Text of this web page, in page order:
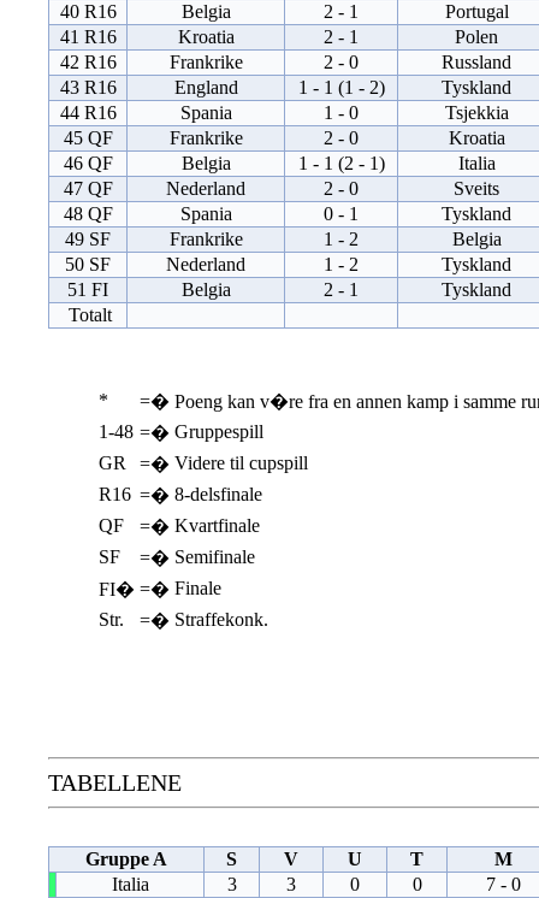
40 R16
Belgia 2 - 1
Portugal
41 R16
Kroatia 2 - 1
Polen
42 R16
Frankrike 2 - 0
Russland
43 R16
England 1 - 1 (1 - 2)
Tyskland
44 R16
Spania 1 - 0
Tsjekkia
45 QF
Frankrike 2 - 0
Kroatia
46 QF
Belgia 1 - 1 (2 - 1)
Italia
47 QF
Nederland 2 - 0
Sveits
48 QF
Spania 0 - 1
Tyskland
49 SF
Frankrike 1 - 2
Belgia
50 SF
Nederland 1 - 2
Tyskland
51 FI
Belgia 2 - 1
Tyskland
Totalt
* =� Poeng kan v�re fra en annen kamp i samme
1-48 =� Gruppespill
GR
=� Videre til cupspill
R16 =� 8-delsfinale
QF
=� Kvartfinale
SF
=� Semifinale
FI� =� Finale
Str.
=� Straffekonk.
TABELLENE
Gruppe A S V U T
M
Italia
3 3 0 0
7 - 0